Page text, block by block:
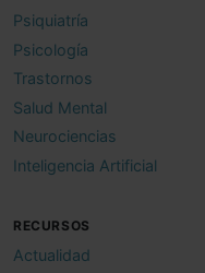
Psiquiatría
Psicología
Trastornos
Salud Mental
Neurociencias
Inteligencia Artificial
RECURSOS
Actualidad